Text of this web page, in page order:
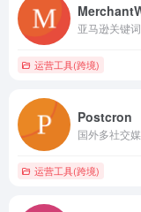
亚马逊关键
运营工具(跨境)
Postcron
国外多社交
运营工具(跨境)